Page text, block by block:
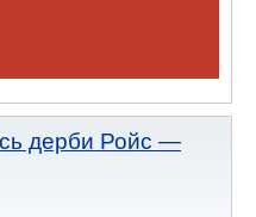
дерби Ройс —